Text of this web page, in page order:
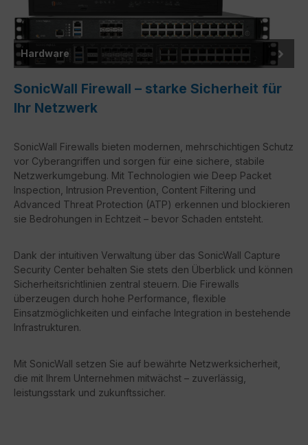
Hardware
SonicWall Firewall – starke Sicherheit für
Ihr Netzwerk
SonicWall Firewalls bieten modernen, mehrschichtigen Schutz
vor Cyberangriffen und sorgen für eine sichere, stabile
Netzwerkumgebung. Mit Technologien wie Deep Packet
Inspection Intrusion Prevention Content Filtering und
Advanced Threat Protection (ATP) erkennen und blockieren
sie Bedrohungen in Echtzeit – bevor Schaden entsteht.
Dank der intuitiven Verwaltung über das SonicWall Capture
Security Center behalten Sie stets den Überblick und können
Sicherheitsrichtlinien zentral steuern. Die Firewalls
überzeugen durch hohe Performance, flexible
Einsatzmöglichkeiten und einfache Integration in bestehende
Infrastrukturen.
Mit SonicWall setzen Sie auf bewährte Netzwerksicherheit
die mit Ihrem Unternehmen mitwächst – zuverlässig,
leistungsstark und zukunftssicher.